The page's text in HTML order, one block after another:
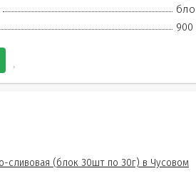
900